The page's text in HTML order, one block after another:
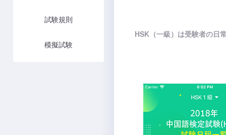
試験規則
模擬試験
HSK（一級）は受験者の日